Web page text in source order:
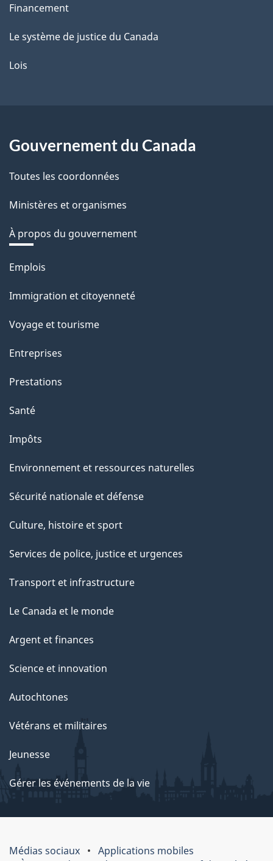
Financement
Le système de justice du Canada
Lois
Gouvernement du Canada
Toutes les coordonnées
Ministères et organismes
À propos du gouvernement
Thèmes
sujets
Emplois
Immigration et citoyenneté
Voyage et tourisme
Entreprises
Prestations
Santé
Impôts
Environnement et ressources naturelles
Sécurité nationale et défense
Culture, histoire et sport
Services de police, justice et urgences
Transport et infrastructure
Le Canada et le monde
Argent et finances
Science et innovation
Autochtones
Vétérans et militaires
Jeunesse
Gérer les événements de la vie
Médias sociaux
Applications mobiles